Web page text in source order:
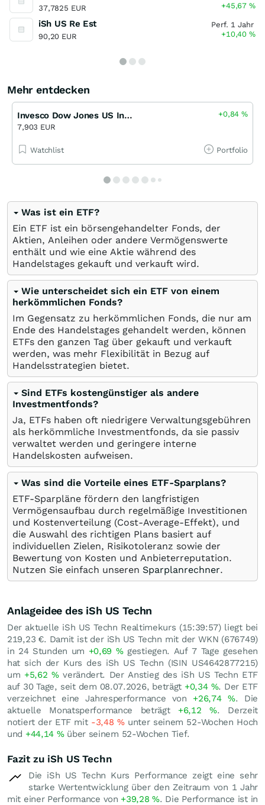
37,7825 EUR
+45,67%
iSh US Re Est
90,20 EUR
Perf. 1 Jahr
+10,40%
Mehr entdecken
Invesco Dow Jones US Insurance UCITS ETF
7,903 EUR
+0,84%
Watchlist Portfolio
Was ist ein ETF?
Ein ETF ist ein börsengehandelter Fonds, der
Aktien, Anleihen oder andere Vermögenswerte
enthält und wie eine Aktie während des
Handelstages gekauft und verkauft wird.
Wie unterscheidet sich ein ETF von einem
herkömmlichen Fonds?
Im Gegensatz zu herkömmlichen Fonds, die nur am
Ende des Handelstages gehandelt werden, können
ETFs den ganzen Tag über gekauft und verkauft
werden, was mehr Flexibilität in Bezug auf
Handelsstrategien bietet.
Sind ETFs kostengünstiger als andere
Investmentfonds?
Ja, ETFs haben oft niedrigere Verwaltungsgebühren
als herkömmliche Investmentfonds, da sie passiv
verwaltet werden und geringere interne
Handelskosten aufweisen.
Was sind die Vorteile eines ETF-Sparplans?
ETF-Sparpläne fördern den langfristigen
Vermögensaufbau durch regelmäßige Investitionen
und Kostenverteilung (Cost-Average-Effekt), und
die Auswahl des richtigen Plans basiert auf
individuellen Zielen, Risikotoleranz sowie der
Bewertung von Kosten und Anbieterreputation.
Nutzen Sie einfach unseren Sparplanrechner.
Anlageidee des iSh US Techn
Der aktuelle iSh US Techn Realtimekurs (15:39:57) liegt bei
219,23 €. Damit ist der iSh US Techn mit der WKN (676749)
in 24 Stunden um +0,69 %gestiegen. Auf 7 Tage gesehen
hat sich der Kurs des iSh US Techn (ISIN US4642877215)
um +5,62 %verändert. Der Anstieg des iSh US Techn ETF
auf 30 Tage, seit dem 08.07.2026, beträgt +0,34 %. Der ETF
verzeichnet eine Jahresperformance von +26,74%. Die
aktuelle Monatsperformance beträgt +6,12%. Derzeit
notiert der ETF mit -3,48 %unter seinem 52-Wochen Hoch
und +44,14 %über seinem 52-Wochen Tief.
Fazit zu iSh US Techn
Die iSh US Techn Kurs Performance zeigt eine sehr
starke Wertentwicklung über den Zeitraum von 1 Jahr
mit einer Performance von +39,28%. Die Performance ist in